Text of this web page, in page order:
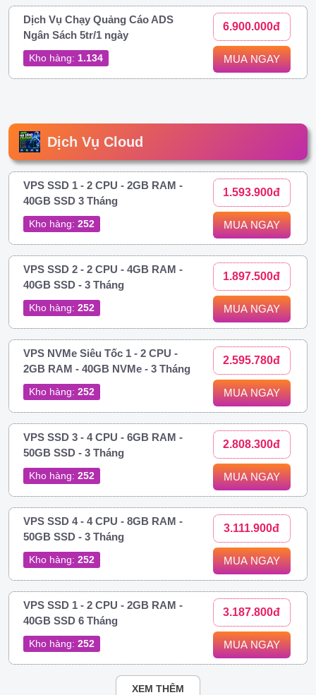
Dịch Vụ Chạy Quảng Cáo ADS
Ngân Sách 5tr/1 ngày
Kho hàng: 1.134
6.900.000đ
MUA NGAY
Dịch Vụ Cloud
VPS SSD 1 - 2 CPU - 2GB RAM -
40GB SSD 3 Tháng
Kho hàng: 252
1.593.900đ
MUA NGAY
VPS SSD 2 - 2 CPU - 4GB RAM -
40GB SSD - 3 Tháng
Kho hàng: 252
1.897.500đ
MUA NGAY
VPS NVMe Siêu Tốc 1 - 2 CPU -
2GB RAM - 40GB NVMe - 3 Tháng
Kho hàng: 252
2.595.780đ
MUA NGAY
VPS SSD 3 - 4 CPU - 6GB RAM -
50GB SSD - 3 Tháng
Kho hàng: 252
2.808.300đ
MUA NGAY
VPS SSD 4 - 4 CPU - 8GB RAM -
50GB SSD - 3 Tháng
Kho hàng: 252
3.111.900đ
MUA NGAY
VPS SSD 1 - 2 CPU - 2GB RAM -
40GB SSD 6 Tháng
Kho hàng: 252
3.187.800đ
MUA NGAY
XEM THÊM